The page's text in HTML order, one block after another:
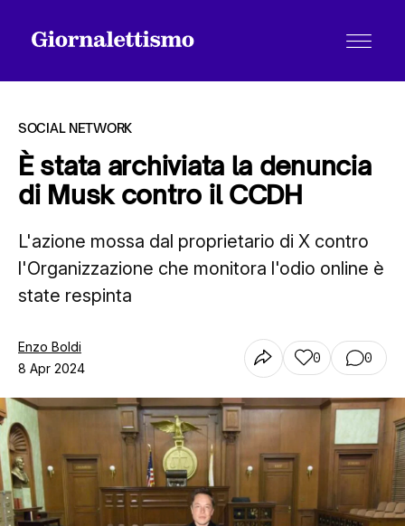
Tutti gli articoli
Chi siamo
Contatti
SOCIAL NETWORK
È stata archiviata la denuncia
di Musk contro il CCDH
L'azione mossa dal proprietario di X contro
l'Organizzazione che monitora l'odio online è
state respinta
Enzo Boldi
8 Apr 2024
0 0